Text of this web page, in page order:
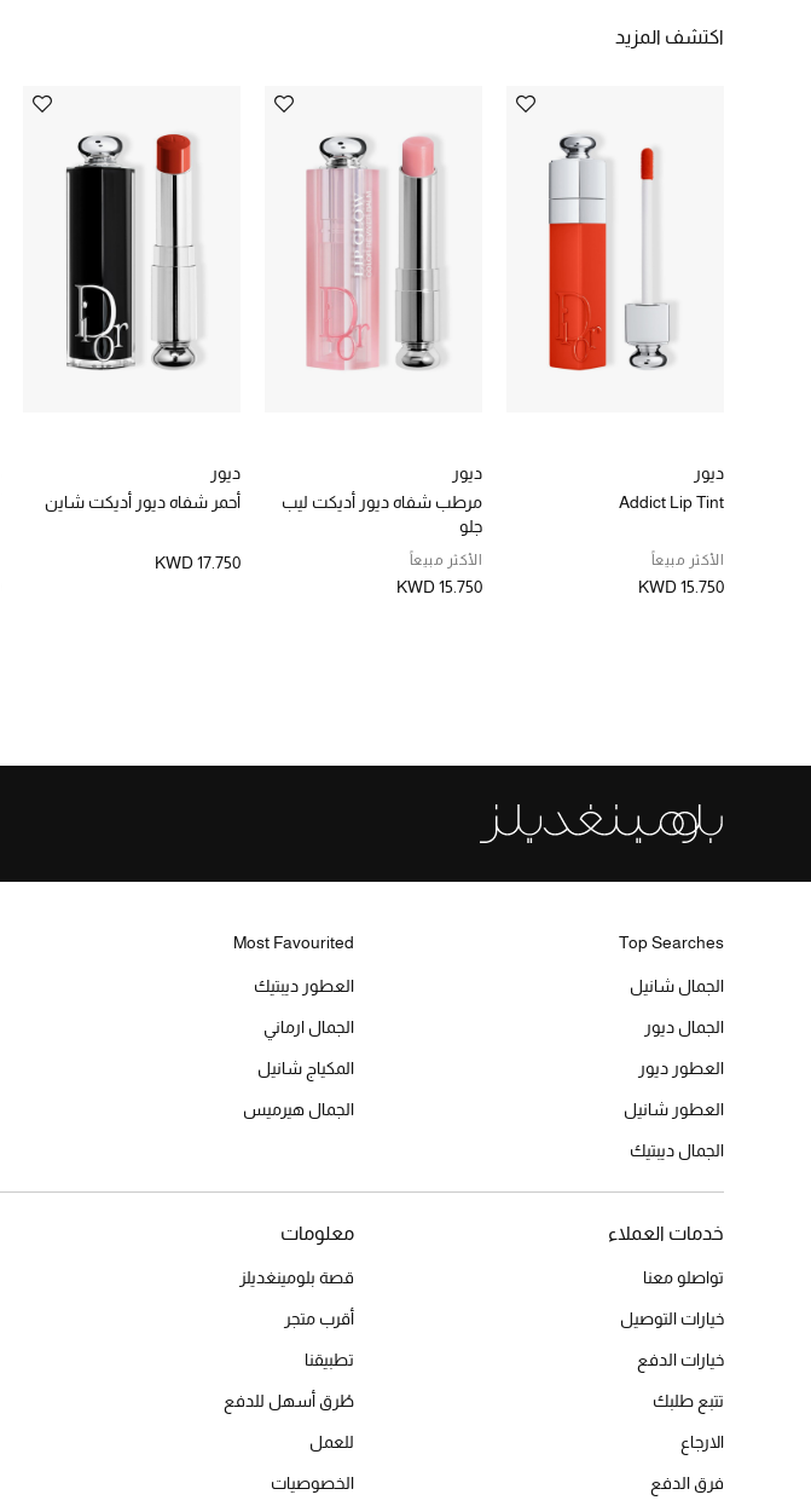
اكتشف المزيد
ديور
Addict Lip Tint
الأكثر مبيعاً
KWD 15.750
ديور
مرطب شفاه ديور أديكت ليب
جلو
الأكثر مبيعاً
KWD 15.750
ديور
أحمر شفاه ديور أديكت شاين
KWD 17.750
Top Searches
الجمال شانيل
الجمال ديور
العطور ديور
العطور شانيل
الجمال ديبتيك
Most Favourited
العطور ديبتيك
الجمال ارماني
المكياج شانيل
الجمال هيرميس
خدمات العملاء
تواصلو معنا
خيارات التوصيل
خيارات الدفع
تتبع طلبك
الارجاع
فرق الدفع
معلومات
قصة بلومينغديلز
أقرب متجر
تطبيقنا
طُرق أسهل للدفع
للعمل
الخصوصيات